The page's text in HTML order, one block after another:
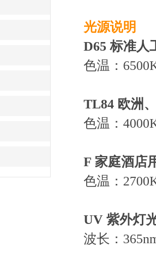
光源说明
D65 标准人
色温：
TL84 欧洲
色温：
F 家庭酒店
色温：
UV 紫外灯
波长：